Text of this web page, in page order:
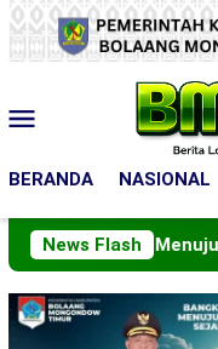
Loncat
ke
konten
Mobile
BERANDA NASIONAL
News Flash
Menuju